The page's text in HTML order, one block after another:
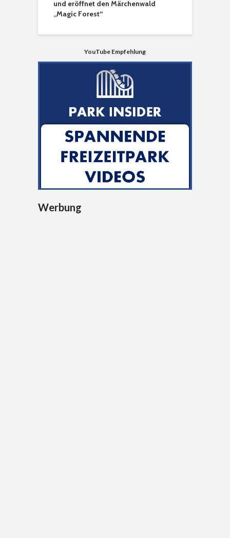
und eröffnet den Märchenwald
„Magic Forest“
YouTube Empfehlung
Werbung